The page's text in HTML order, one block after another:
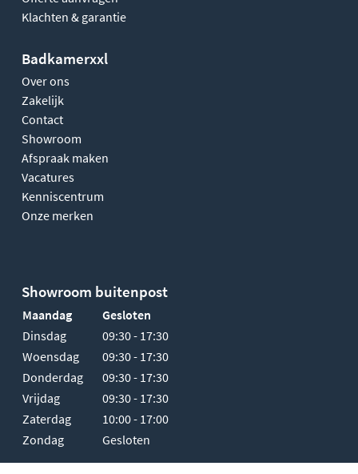
Klachten & garantie
Badkamerxxl
Over ons
Zakelijk
Contact
Showroom
Afspraak maken
Vacatures
Kenniscentrum
Onze merken
Showroom buitenpost
Maandag
Gesloten
Dinsdag
09:30 - 17:30
Woensdag
09:30 - 17:30
Donderdag
09:30 - 17:30
Vrijdag
09:30 - 17:30
Zaterdag
10:00 - 17:00
Zondag
Gesloten